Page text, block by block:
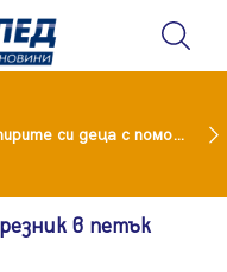
Майка уби четирите си деца с помощта на баба им, след което се самоуби
в петък